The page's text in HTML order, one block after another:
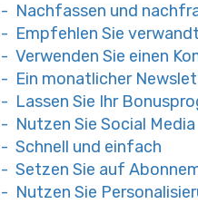
- Nachfassen und
- Empfehlen Sie
- Verwenden Sie einen
- Ein monatlicher
- Lassen Sie Ihr
- Nutzen Sie Social Media
- Schnell und einfach
- Setzen Sie auf
- Nutzen Sie